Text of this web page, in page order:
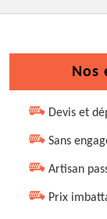
Nos
Devis et
Sans
Artisan
Prix